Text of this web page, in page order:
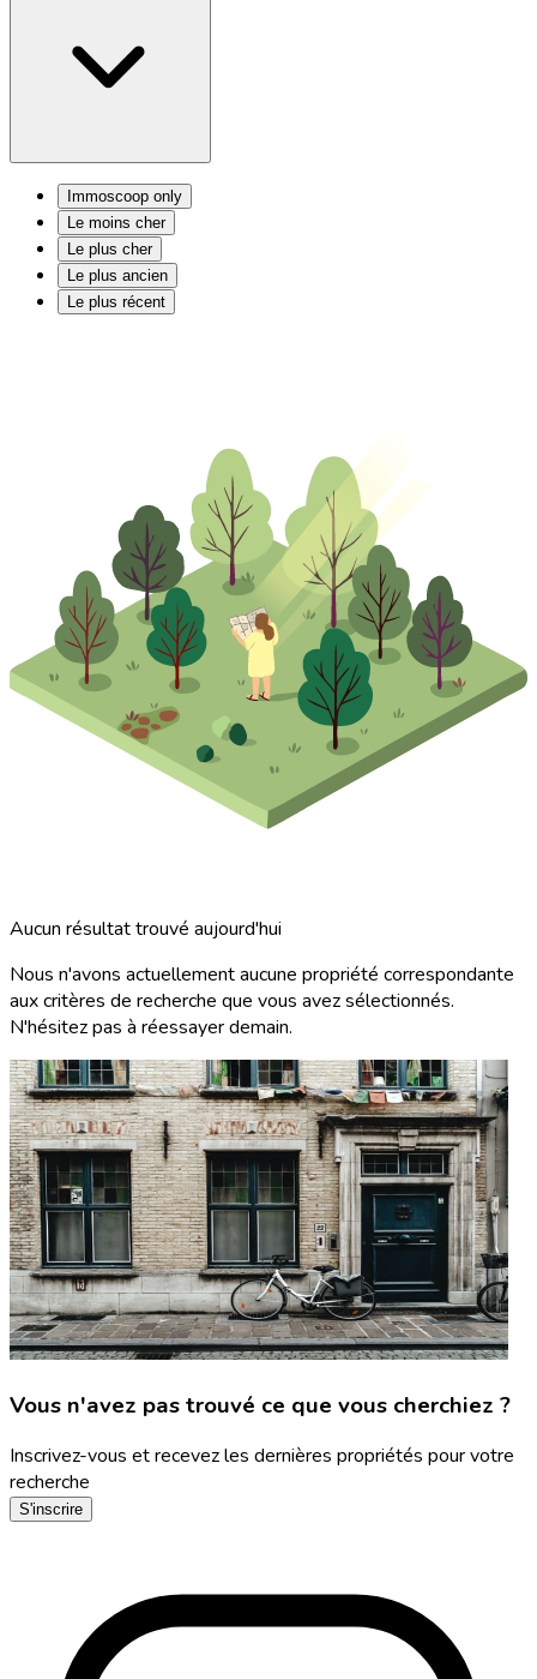
Immoscoop only
Le moins cher
Le plus cher
Le plus ancien
Le plus récent
Aucun résultat trouvé aujourd'hui
Nous n'avons actuellement aucune propriété correspondante
aux critères de recherche que vous avez sélectionnés.
N'hésitez pas à réessayer demain.
Vous n'avez pas trouvé ce que vous cherchiez ?
Inscrivez-vous et recevez les dernières propriétés pour votre
recherche
S'inscrire